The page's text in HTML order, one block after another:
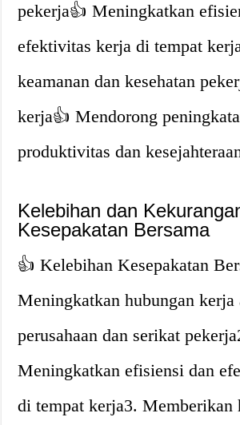
pekerja👍 Meningkatkan
efektivitas kerja di tempat
keamanan dan kesehatan
kerja👍 Mendorong
produktivitas dan
Kelebihan dan
Kesepakatan Bersama
👍 Kelebihan Kesepakatan
Meningkatkan hubungan kerja
perusahaan dan serikat
Meningkatkan efisiensi dan
di tempat kerja3. Memberikan